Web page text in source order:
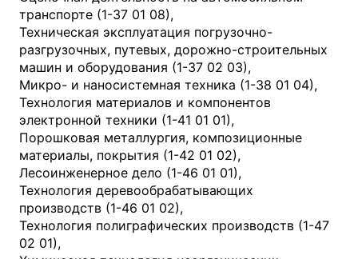
транспорте (1-37 01 08),
Техническая эксплуатация погрузочно-
разгрузочных, путевых, дорожно-строительных
машин и оборудования (1-37 02 03),
Микро- и наносистемная техника (1-38 01 04),
Технология материалов и компонентов
электронной техники (1-41 01 01),
Порошковая металлургия, композиционные
материалы, покрытия (1-42 01 02),
Лесоинженерное дело (1-46 01 01),
Технология деревообрабатывающих
производств (1-46 01 02),
Технология полиграфических производств (1-47
02 01),